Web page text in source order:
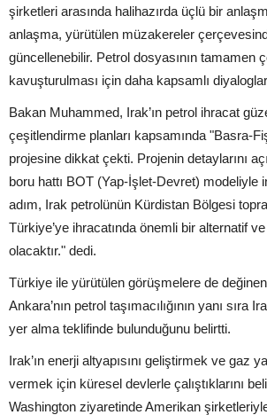
şirketleri arasında halihazırda üçlü bir
anlaşma, yürütülen müzakereler
güncellenebilir. Petrol dosyasının tamamen
kavuşturulması için daha kapsamlı
Bakan Muhammed, Irak’ın petrol ihracat
çeşitlendirme planları kapsamında "Basra-
projesine dikkat çekti. Projenin detaylarını
boru hattı BOT (Yap-İşlet-Devret) modeliyle
adım, Irak petrolünün Kürdistan Bölgesi
Türkiye’ye ihracatında önemli bir alternatif
olacaktır." dedi.
Türkiye ile yürütülen görüşmelere de
Ankara’nın petrol taşımacılığının yanı sıra
yer alma teklifinde bulunduğunu belirtti.
Irak’ın enerji altyapısını geliştirmek ve gaz
vermek için küresel devlerle çalıştıklarını
Washington ziyaretinde Amerikan